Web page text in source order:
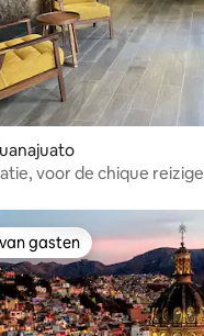
voor de chique
van gasten
gasten